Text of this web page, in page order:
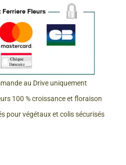
au Drive uniquement
100 % croissance et floraison
pour végétaux et colis sécurisés